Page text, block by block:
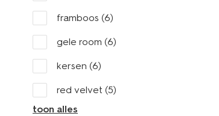
framboos (6)
gele room (6)
kersen (6)
red velvet (5)
toon alles